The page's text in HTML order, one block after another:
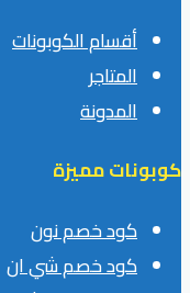
أقسام الكوبونات
المتاجر
المدونة
كوبونات مميزة
كود خصم نون
كود خصم شي ان